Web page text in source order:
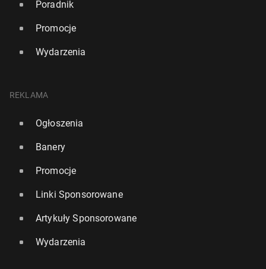
Poradnik
Promocje
Wydarzenia
REKLAMA
Ogłoszenia
Banery
Promocje
Linki Sponsorowane
Artykuły Sponsorowane
Wydarzenia